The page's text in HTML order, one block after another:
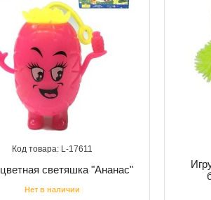
17611
светяшка "Ананас"